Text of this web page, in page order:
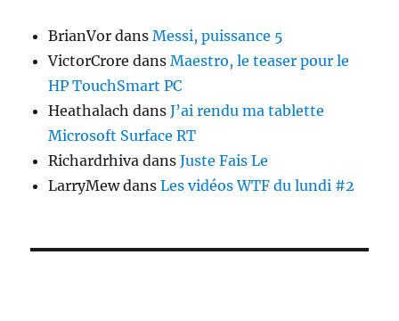
BrianVor dansMessi, puissance 5
VictorCrore dansMaestro, le teaser pour le
HP TouchSmart PC
Heathalach dansJ’ai rendu ma tablette
Microsoft Surface RT
Richardrhiva dansJuste Fais Le
LarryMewdansLes vidéos WTF du lundi #2